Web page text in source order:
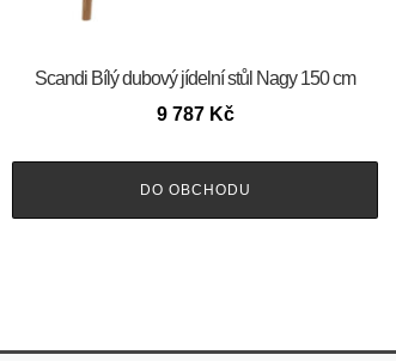
Scandi Bílý dubový jídelní stůl Nagy 150 cm
9 787 Kč
DO OBCHODU